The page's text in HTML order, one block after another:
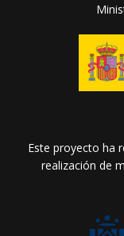
Este proyecto ha
realización de